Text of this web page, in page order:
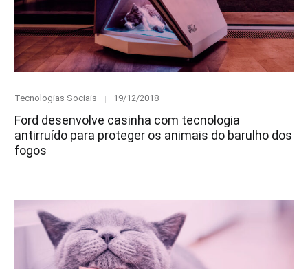
Category
Tecnologias Sociais
Posted
19/12/2018
Ford desenvolve casinha com tecnologia
antirruído para proteger os animais do barulho dos
fogos